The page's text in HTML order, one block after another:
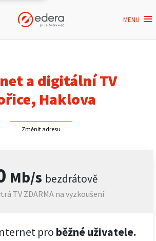
MENU
TV
a digitální TV
Haklova
Změnit adresu
Mb/s bezdrátově
TV ZDARMA na vyzkoušení
pro běžné uživatele.